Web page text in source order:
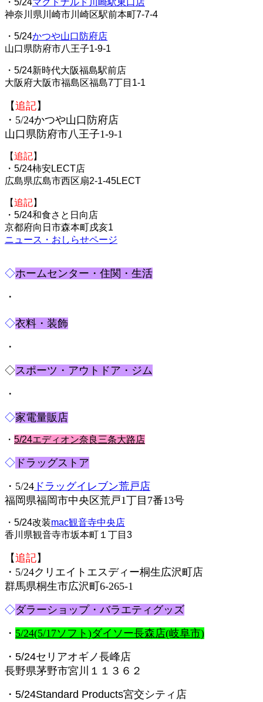
神奈川県川崎市川崎区駅前本町7-7-4
・5/24かつや山口防府店
山口県防府市八王子1-9-1
・5/24新時代大阪福島駅前店
大阪府大阪市福島区福島7丁目1-1
【追記】
・5/24かつや山口防府店
山口県防府市八王子1-9-1
【追記】
・5/24柿安LECT店
広島県広島市西区扇2-1-45LECT
【追記】
・5/24和食さと日向店
京都府向日市森本町戌亥1
ニュース・おしらせページ
◇ホームセンター・住関・生活
・
◇衣料・装飾
・
◇スポーツ・アウトドア・ジム
・
◇家電量販店
・ 5/24エディオン奈良三条大路店
◇ ドラッグストア
・5/24 ドラッグイレブン荒戸店
福岡県福岡市中央区荒戸1丁目7番13号
・5/24改装mac観音寺中央店
香川県観音寺市坂本町１丁目3
【追記】
・5/24クリエイトエスディー桐生広沢町店
群馬県桐生市広沢町6-265-1
◇ダラーショップ・バラエティグッズ
・ 5/24(5/17ソフト)ダイソー長森店(岐阜市)
・5/24セリアオギノ長峰店
長野県茅野市宮川１１３６２
・5/24Standard Products宮交シティ店